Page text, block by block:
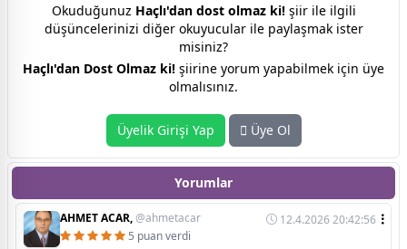
Okuduğunuz Haçlı'dan dost olmaz ki!şiir ile ilgili
düşüncelerinizi diğer okuyucular ile paylaşmak ister
misiniz?
Haçlı'dan Dost Olmaz ki! şiirine yorum yapabilmek için üye
olmalısınız.
Üyelik Girişi Yap Üye Ol
Yorumlar
AHMET ACAR,@ahmetacar
12.4.2026 20:42:56
5 puan verdi